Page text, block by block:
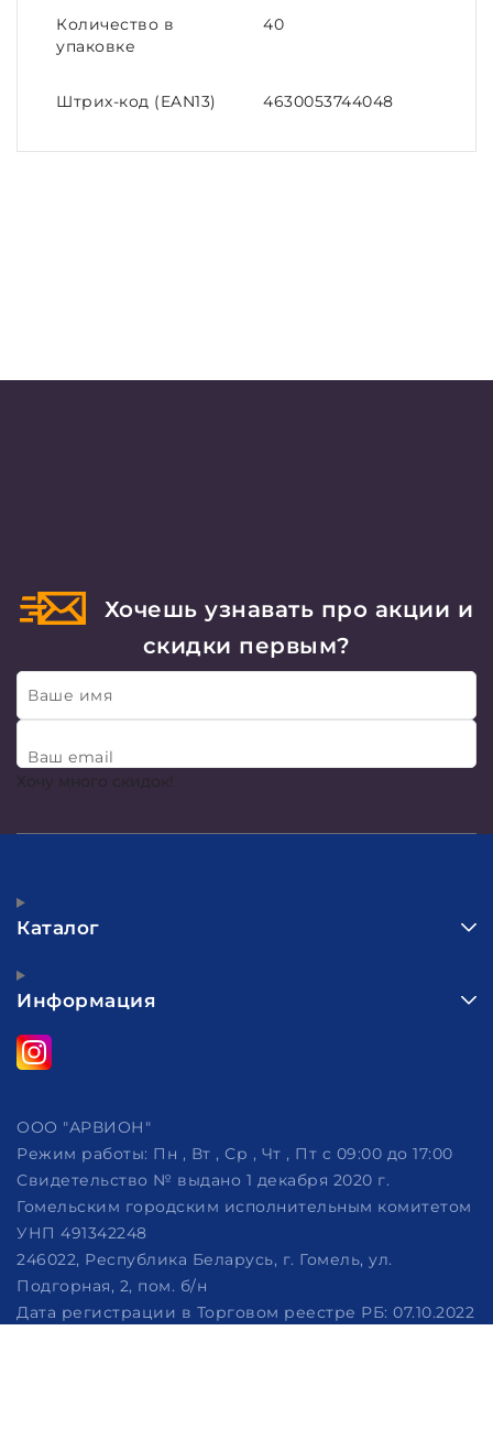
Количество в
упаковке
40
Штрих-код (EAN13) 4630053744048
Хочешь узнавать про акции и
скидки первым?
Ваше имя
Ваш email
Хочу много скидок!
Каталог
Информация
ООО "АРВИОН"
Режим работы: Пн , Вт , Ср , Чт , Пт c 09:00 до 17:00
Свидетельство № выдано 1 декабря 2020 г.
Гомельским городским исполнительным комитетом
УНП 491342248
246022, Республика Беларусь, г. Гомель, ул.
Подгорная, 2, пом. б/н
Дата регистрации в Торговом реестре РБ: 07.10.2022